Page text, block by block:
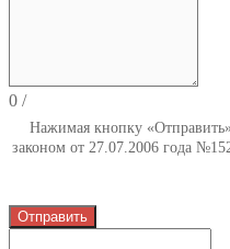
0 /
Нажимая кнопку
законом от 27.07.2006 года
Отправить